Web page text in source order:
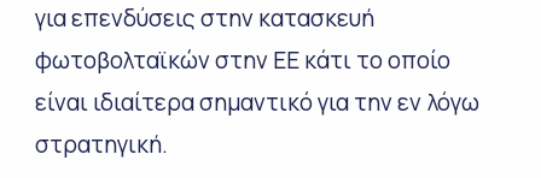
για επενδύσεις στην κατασκευή
φωτοβολταϊκών στην ΕΕ κάτι το οποίο
είναι ιδιαίτερα σημαντικό για την εν λόγω
στρατηγική.